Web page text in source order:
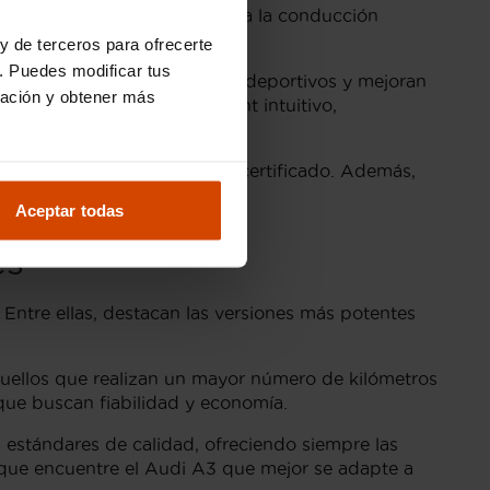
de terceros para ofrecerte
Puedes modificar tus
y obtener más
Aceptar todas
TFSI es perfecto tanto para la conducción
S Line, que añaden detalles deportivos y mejoran
un sistema de infotainment intuitivo,
rigurosamente revisado y certificado. Además,
ellas, destacan las versiones más potentes
que realizan un mayor número de kilómetros
buscan fiabilidad y economía.
de calidad, ofreciendo siempre las
encuentre el Audi A3 que mejor se adapte a